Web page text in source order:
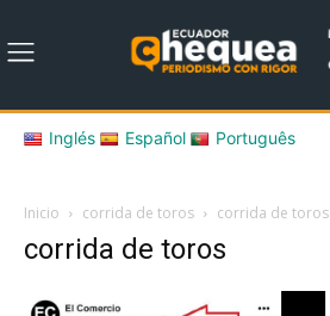
Inglés Español Português
Inicio corrida de toros corrida de toros
corrida de toros